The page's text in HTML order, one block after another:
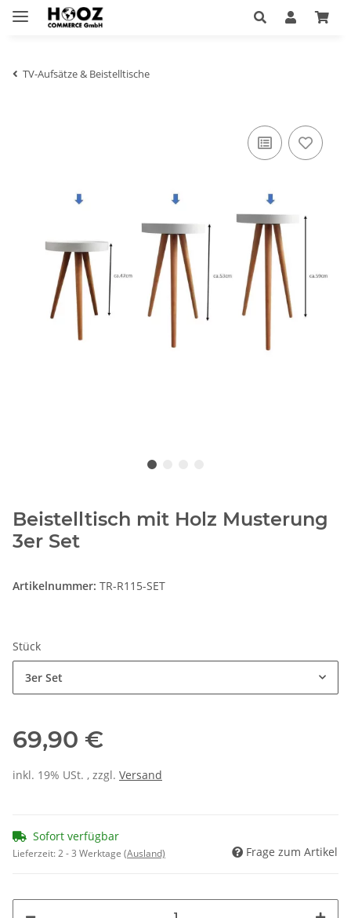
TV-Aufsätze & Beistelltische
Beistelltisch mit Holz Musterung
3er Set
Artikelnummer: TR-R115-SET
Stück
3er Set
69,90 €
inkl. 19% USt. , zzgl. Versand
Sofort verfügbar
Lieferzeit:2 - 3 Werktage (Ausland) Frage zum Artikel